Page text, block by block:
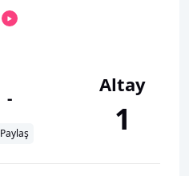
-
Paylaş
Altay
1